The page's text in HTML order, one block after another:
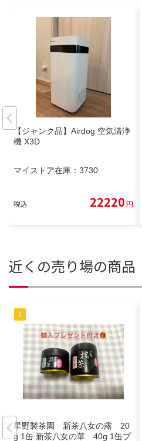
【ジャンク品】Airdog 空気清浄
機 X3D
マイストア在庫： 3730
税込 22220円
近くの売り場の商品
星野製茶園 新茶八女の露 20
g 1缶 新茶八女の華 40g 1缶プ